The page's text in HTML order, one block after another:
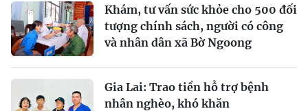
Khám, tư vấn sức khỏe cho 500 đối
tượng chính sách, người có công
và nhân dân xã Bờ Ngoong
Gia Lai: Trao tiền hỗ trợ bệnh
nhân nghèo, khó khăn